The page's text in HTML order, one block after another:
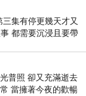
集有停更幾天才又
都需要沉浸且要帶
普照 卻又充滿逝去
當擁著今夜的歡暢